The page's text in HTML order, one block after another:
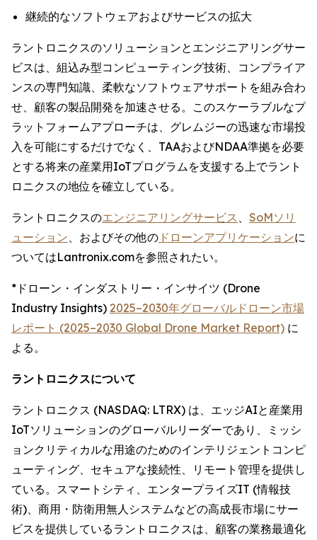
継続的なソフトウェアおよびサービスの拡大
ラントロニクスのソリューションとエンジニアリングサー
ビスは、組込み型コンピューティング技術、コンプライア
ンスの専門知識、柔軟なソフトウェアサポートを組み合わ
せ、顧客の製品開発を加速させる。このスケーラブルなプ
ラットフォームアプローチは、グレムジーの迅速な市場投
入を可能にするだけでなく、TAAおよびNDAA準拠を必要
とする将来の産業用IoTプログラムを支援する上でラント
ロニクスの地位を確立している。
ラントロニクスのエンジニアリングサービス
SoMソリ
ューション 、およびその他の ドローンアプリケーションに
ついてはLantronix.comを参照されたい。
*ドローン・インダストリー・インサイツ (Drone
Industry Insights) 2025–2030年グローバルドローン市場
レポート (2025–2030 Global Drone Market Report) に
よる。
ラントロニクスについて
ラントロニクス (NASDAQ: LTRX) は、エッジAIと産業用
IoTソリューションのグローバルリーダーであり、ミッシ
ョンクリティカルな用途のためのインテリジェントコンピ
ューティング、セキュアな接続性、リモート管理を提供し
ている。スマートシティ、エンタープライズIT (情報技
術)、商用・防衛用無人システムなどの高成長市場にサー
ビスを提供しているラントロニクスは、顧客の業務最適化